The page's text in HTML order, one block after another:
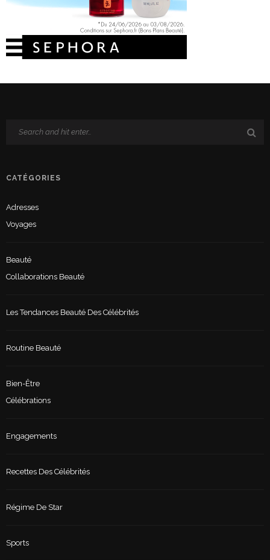
CATÉGORIES
Adresses
Voyages
Beauté
Collaborations Beauté
Les Tendances Beauté Des Célébrités
Routine Beauté
Bien-Être
Célébrations
Engagements
Recettes Des Célébrités
Régime De Star
Sports